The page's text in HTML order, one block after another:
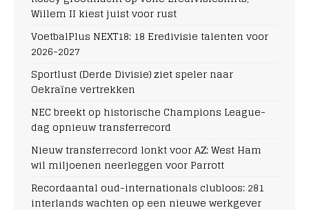
Willem II kiest juist voor rust
VoetbalPlus NEXT18: 18 Eredivisie talenten voor
2026-2027
Sportlust (Derde Divisie) ziet speler naar
Oekraïne vertrekken
NEC breekt op historische Champions League-
dag opnieuw transferrecord
Nieuw transferrecord lonkt voor AZ: West Ham
wil miljoenen neerleggen voor Parrott
Recordaantal oud-internationals clubloos: 281
interlands wachten op een nieuwe werkgever